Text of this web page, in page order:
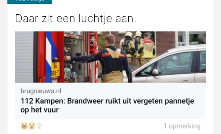
Daar zit een luchtje aan.